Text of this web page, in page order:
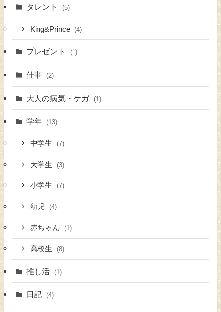
タレント (5)
King&Prince (4)
プレゼント (1)
仕事 (2)
大人の病気・ケガ (1)
学年 (13)
中学生 (7)
大学生 (3)
小学生 (7)
幼児 (4)
赤ちゃん (1)
高校生 (8)
推し活 (1)
日記 (4)